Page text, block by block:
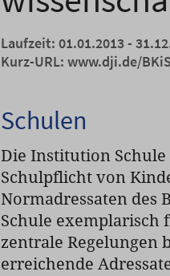
Laufzeit: 01.01.2013 -
Kurz-URL: www.dji.de/
Schulen
Die Institution
Schulpflicht von
Normadressaten des
Schule
zentrale Regelungen
erreichende